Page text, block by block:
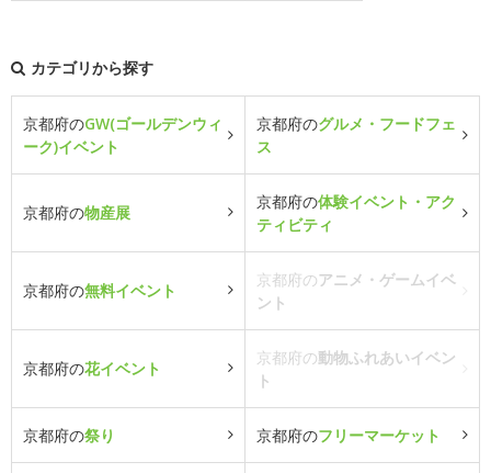
カテゴリから探す
京都府のGW(ゴールデンウィ
ーク)イベント
京都府のグルメ・フードフェ
ス
京都府の物産展
京都府の体験イベント・アク
ティビティ
京都府の無料イベント
京都府のアニメ・ゲームイベ
ント
京都府の花イベント
京都府の動物ふれあいイベン
ト
京都府の祭り 京都府のフリーマーケット